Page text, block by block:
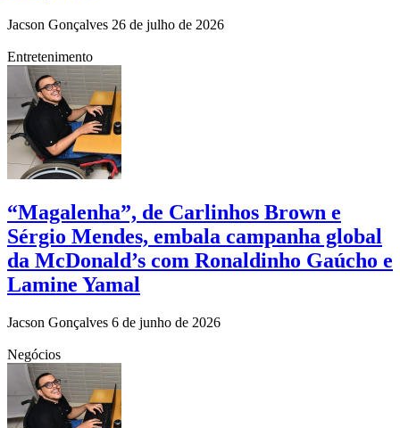
Jacson Gonçalves 26 de julho de 2026
Entretenimento
“Magalenha”, de Carlinhos Brown e
Sérgio Mendes, embala campanha global
da McDonald’s com Ronaldinho Gaúcho e
Lamine Yamal
Jacson Gonçalves 6 de junho de 2026
Negócios